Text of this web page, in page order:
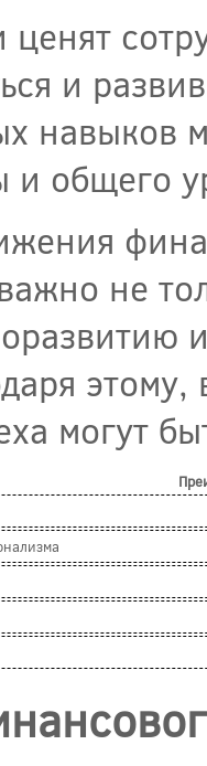
и
навыков
и общего
не
могут